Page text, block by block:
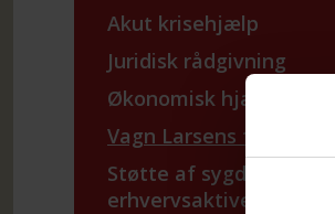
Akut krisehjælp
Juridisk rådgivning
Økonomisk hjælp
Vagn Larsens fond
Støtte af sygdomsramte
erhvervsaktive borgere